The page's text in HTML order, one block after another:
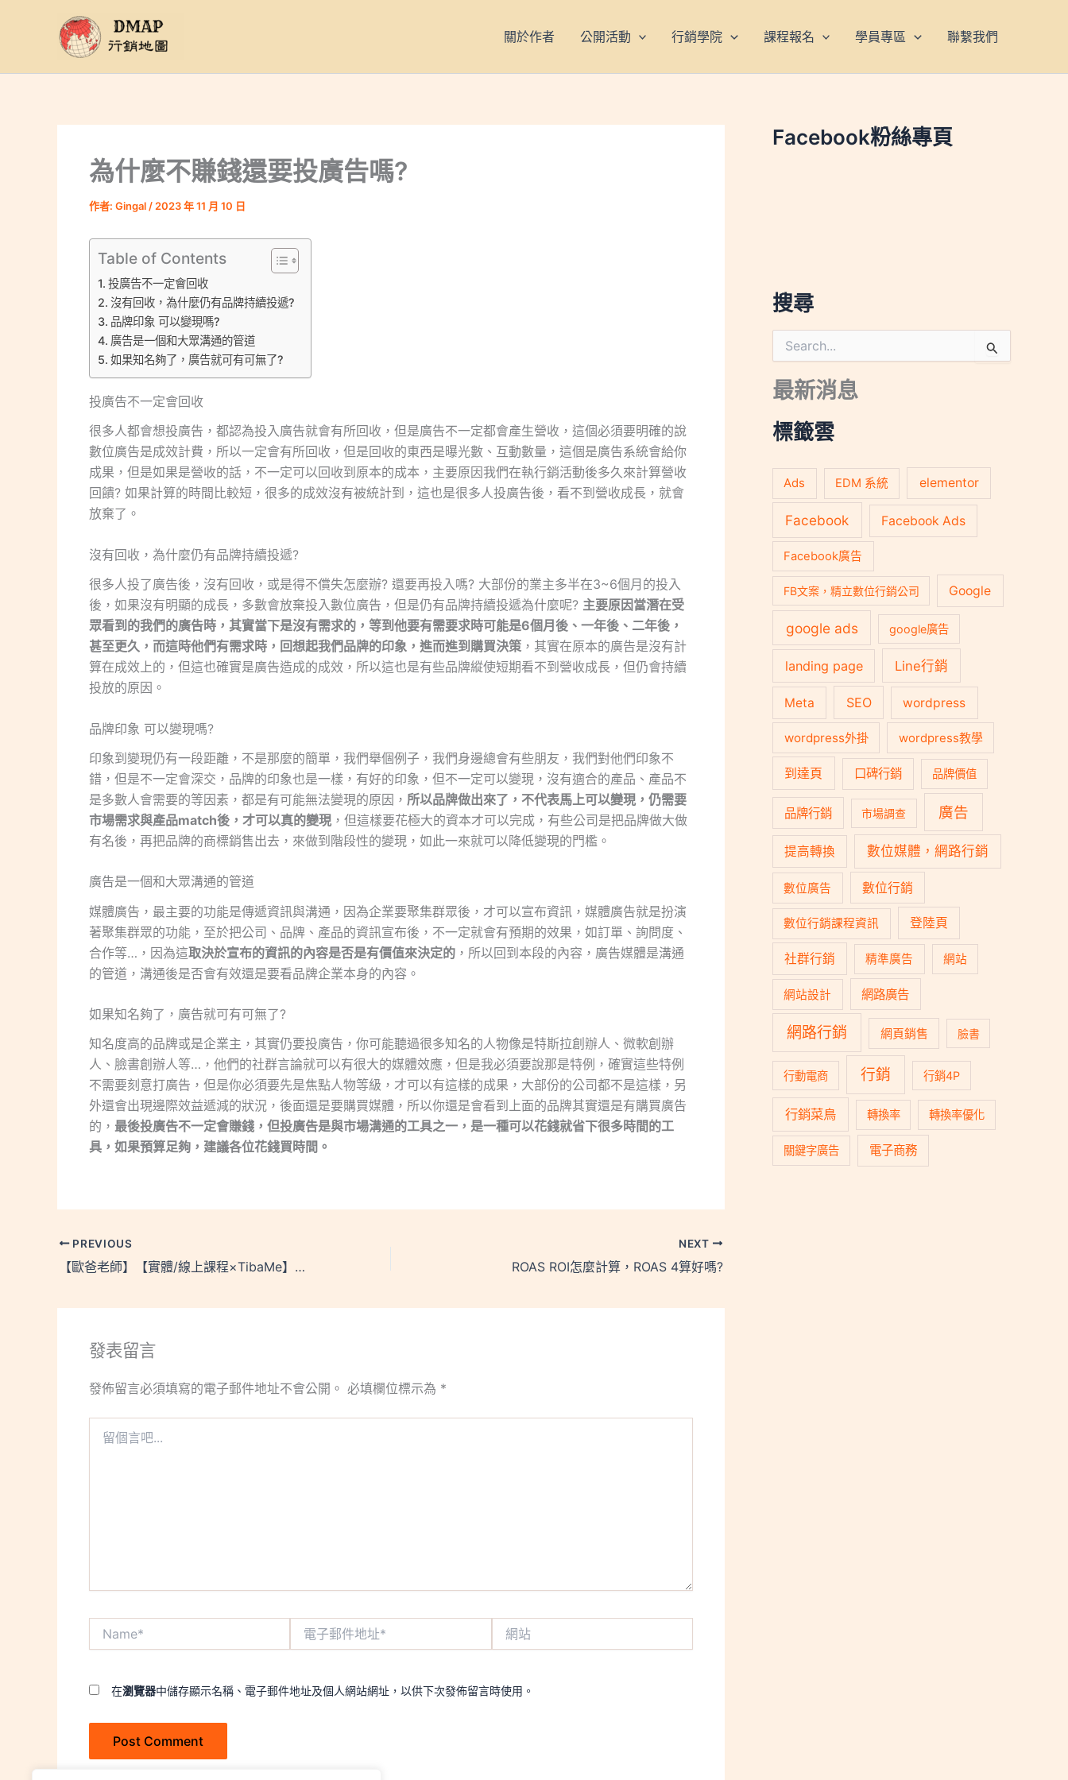
要
關於作者 公開活動 行銷學院 課程報名 學員專區 聯繫我們
為什麼不賺錢還要投廣告嗎?
作者: Gingal / 2023 年 11 月 10 日
Table of Contents
投廣告不一定會回收
沒有回收，為什麼仍有品牌持續投遞?
品牌印象 可以變現嗎?
廣告是一個和大眾溝通的管道
如果知名夠了，廣告就可有可無了?
投廣告不一定會回收
很多人都會想投廣告，都認為投入廣告就會有所回收，但是廣告不一定都會產生營收，這個必須要明確的說
數位廣告是成效計費，所以一定會有所回收，但是回收的東西是曝光數、互動數量，這個是廣告系統會給你
成果，但是如果是營收的話，不一定可以回收到原本的成本，主要原因我們在執行銷活動後多久來計算營收
回饋? 如果計算的時間比較短，很多的成效沒有被統計到，這也是很多人投廣告後，看不到營收成長，就會
放棄了。
沒有回收，為什麼仍有品牌持續投遞?
很多人投了廣告後，沒有回收，或是得不償失怎麼辦? 還要再投入嗎? 大部份的業主多半在3~6個月的投入
後，如果沒有明顯的成長，多數會放棄投入數位廣告，但是仍有品牌持續投遞為什麼呢? 主要原因當潛在受
眾看到的我們的廣告時，其實當下是沒有需求的，等到他要有需要求時可能是6個月後、一年後、二年後，
甚至更久，而這時他們有需求時，回想起我們品牌的印象，進而進到購買決策 ，其實在原本的廣告是沒有計
算在成效上的，但這也確實是廣告造成的成效，所以這也是有些品牌縱使短期看不到營收成長，但仍會持續
投放的原因。
品牌印象 可以變現嗎?
印象到變現仍有一段距離，不是那麼的簡單，我們舉個例子，我們身邊總會有些朋友，我們對他們印象不
錯，但是不一定會深交，品牌的印象也是一樣，有好的印象，但不一定可以變現，沒有適合的產品、產品不
是多數人會需要的等因素，都是有可能無法變現的原因， 所以品牌做出來了，不代表馬上可以變現，仍需要
市場需求與產品match後，才可以真的變現 ，但這樣要花極大的資本才可以完成，有些公司是把品牌做大做
有名後，再把品牌的商標銷售出去，來做到階段性的變現，如此一來就可以降低變現的門檻。
廣告是一個和大眾溝通的管道
媒體廣告，最主要的功能是傳遞資訊與溝通，因為企業要聚集群眾後，才可以宣布資訊，媒體廣告就是扮演
著聚集群眾的功能，至於把公司、品牌、產品的資訊宣布後，不一定就會有預期的效果，如訂單、詢問度、
合作等…，因為這取決於宣布的資訊的內容是否是有價值來決定的 ，所以回到本段的內容，廣告媒體是溝通
的管道，溝通後是否會有效還是要看品牌企業本身的內容。
如果知名夠了，廣告就可有可無了?
知名度高的品牌或是企業主，其實仍要投廣告，你可能聽過很多知名的人物像是特斯拉創辦人、微軟創辦
人、臉書創辦人等…，他們的社群言論就可以有很大的媒體效應，但是我必須要說那是特例，確實這些特例
不需要刻意打廣告，但是你必須要先是焦點人物等級，才可以有這樣的成果，大部份的公司都不是這樣，另
外還會出現邊際效益遞減的狀況，後面還是要購買媒體，所以你還是會看到上面的品牌其實還是有購買廣告
的， 最後投廣告不一定會賺錢，但投廣告是與市場溝通的工具之一，是一種可以花錢就省下很多時間的工
具，如果預算足夠，建議各位花錢買時間。
PREVIOUS
【歐爸老師】【實體/線上課程×TibaMe】5/12 Google Analytics 4 (GA4) 數據分析師國際認證保證班(第33期)
NEXT
ROAS ROI怎麼計算，ROAS 4算好嗎?
發表留言
發佈留言必須填寫的電子郵件地址不會公開。 必填欄位標示為 *
地
在瀏覽器中儲存顯示名稱、電子郵件地址及個人網站網址，以供下次發佈留言時使用。
Facebook粉絲專頁
搜尋
尋
關
鍵
:
最新消息
標籤雲
Ads EDM 系統 elementor
Facebook Facebook Ads
Facebook廣告
FB文案，精立數位行銷公司 Google
google ads google廣告
landing page Line行銷
Meta SEO wordpress
wordpress外掛 wordpress教學
到達頁 口碑行銷 品牌價值
品牌行銷 市場調查 廣告
提高轉換 數位媒體，網路行銷
數位廣告 數位行銷
數位行銷課程資訊 登陸頁
社群行銷 精準廣告 網站
網站設計 網路廣告
網路行銷 網頁銷售 臉書
行動電商 行銷 行銷4P
行銷菜鳥 轉換率 轉換率優化
關鍵字廣告 電子商務